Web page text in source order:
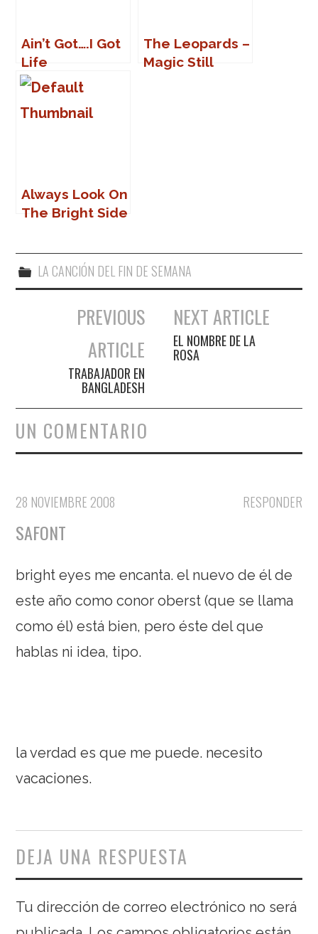
Ain’t Got….I Got
Life
The Leopards –
Magic Still
Always Look On
The Bright Side
LA CANCIÓN DEL FIN DE SEMANA
Navegación de entradas
PREVIOUS
ARTICLE
TRABAJADOR EN
BANGLADESH
NEXT ARTICLE
EL NOMBRE DE LA
ROSA
UN COMENTARIO
RESPONDER
28 NOVIEMBRE 2008
SAFONT
bright eyes me encanta. el nuevo de él de
este año como conor oberst (que se llama
como él) está bien, pero éste del que
hablas ni idea, tipo.
la verdad es que me puede. necesito
vacaciones.
DEJA UNA RESPUESTA
Tu dirección de correo electrónico no será